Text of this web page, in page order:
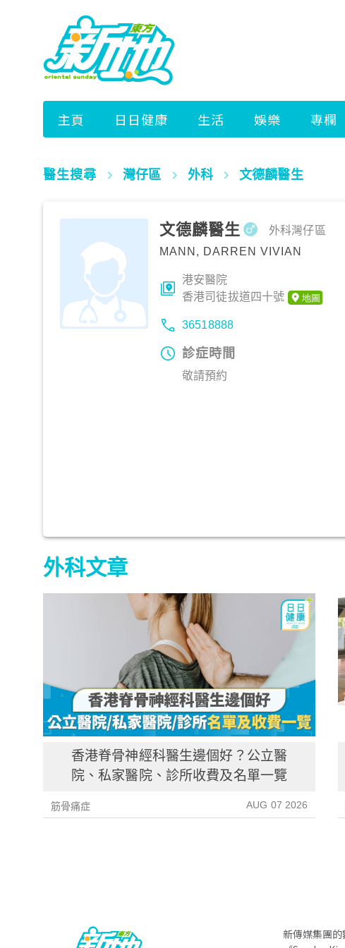
醫生搜尋 灣仔區 外科 文德麟醫生
文德麟醫生
MANN, DARREN VIVIAN
外科灣仔區
港安醫院
香港司徒拔道四十號
36518888
診症時間
敬請預約
外科文章
香港脊骨神經科醫生邊個好？公立醫
院、私家醫院、診所收費及名單一覽
筋骨痛症 AUG 07 2026